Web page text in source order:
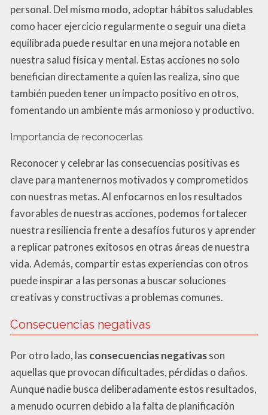
personal. Del mismo modo, adoptar hábitos saludables
como hacer ejercicio regularmente o seguir una dieta
equilibrada puede resultar en una mejora notable en
nuestra salud física y mental. Estas acciones no solo
benefician directamente a quien las realiza, sino que
también pueden tener un impacto positivo en otros,
fomentando un ambiente más armonioso y productivo.
Importancia de reconocerlas
Reconocer y celebrar las consecuencias positivas es
clave para mantenernos motivados y comprometidos
con nuestras metas. Al enfocarnos en los resultados
favorables de nuestras acciones, podemos fortalecer
nuestra resiliencia frente a desafíos futuros y aprender
a replicar patrones exitosos en otras áreas de nuestra
vida. Además, compartir estas experiencias con otros
puede inspirar a las personas a buscar soluciones
creativas y constructivas a problemas comunes.
Consecuencias negativas
Por otro lado, las consecuencias negativasson
aquellas que provocan dificultades, pérdidas o daños.
Aunque nadie busca deliberadamente estos resultados,
a menudo ocurren debido a la falta de planificación